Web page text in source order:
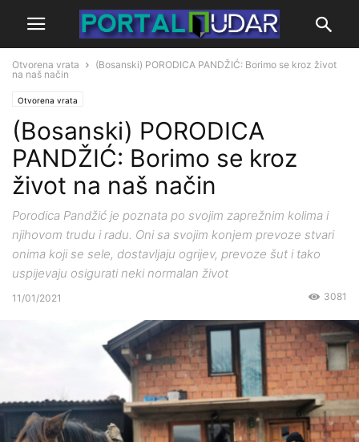
Otvorena vrata
(Bosanski) PORODICA PANDŽIĆ: Borimo se kroz život
na naš način
Otvorena vrata
(Bosanski) PORODICA
PANDŽIĆ: Borimo se kroz
život na naš način
Porodica Pandžić je poznata po svojim zaprežnim kolima i
njihovom trudu i radu. Oni sa svojim konjem prevoze stvari
onima koji se sele, dostavljaju ogrijev, prevoze šut i tako
uspijevaju osigurati neki normalan život
11/01/2021 3081